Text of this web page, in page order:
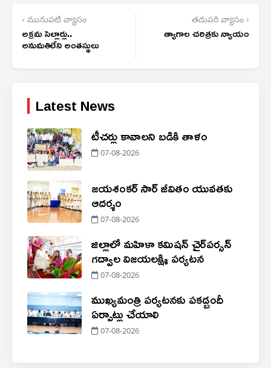
‹ మునుపటి వ్యాసం
అక్రమ సెల్లార్లు..
అనుమతిలేని అంతస్థులు
తదుపరి వ్యాసం ›
త్యాగాల చరిత్రకు న్యాయం
Latest News
టీచర్లు కావాలని బడికి తాళం
07-08-2026
జయశంకర్ సార్ జీవితం యువతకు
ఆదర్శం
07-08-2026
జిల్లాలో మహిళా కమిషన్ చైర్‌పర్సన్
గద్వాల విజయలక్ష్మి పర్యటన
07-08-2026
ముఖ్యమంత్రి పర్యటనకు పకడ్బందీ
ఏర్పాట్లు చేయాలి
07-08-2026